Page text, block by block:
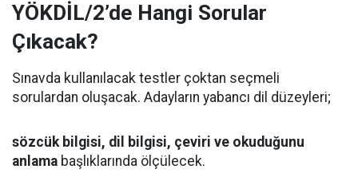
YÖKDİL/2’de Hangi Sorular
Çıkacak?
Sınavda kullanılacak testler çoktan seçmeli
sorulardan oluşacak. Adayların yabancı dil düzeyleri;
sözcük bilgisi, dil bilgisi, çeviri ve okuduğunu
anlama başlıklarında ölçülecek.